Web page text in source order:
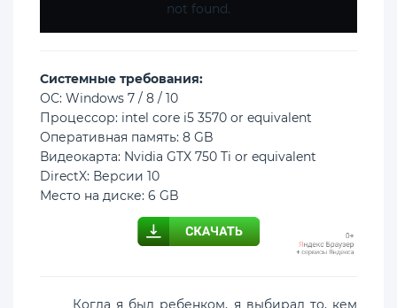
not found.
Cистемные требования:
ОС: Windows 7 / 8 / 10
Процессор: intel core i5 3570 or equivalent
Оперативная память: 8 GB
Видеокарта: Nvidia GTX 750 Ti or equivalent
DirectX: Версии 10
Место на диске: 6 GB
Когда я был ребенком, я выбирал то, кем